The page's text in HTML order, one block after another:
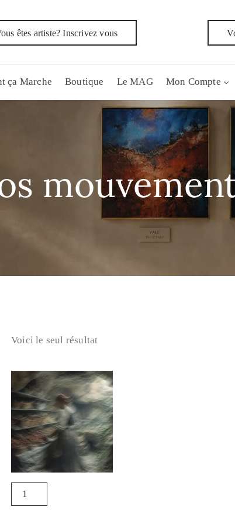
êtes artiste? Inscrivez vous
ça Marche Boutique Le MAG Mon Compte
Voici le seul résultat